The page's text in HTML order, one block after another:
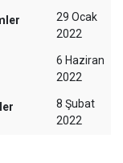
29 Ocak
2022
6 Haziran
2022
8 Şubat
2022